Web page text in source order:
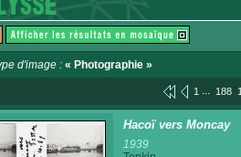
d'image : « Photographie »
1 ... 188
Hacoï vers Moncay
1939